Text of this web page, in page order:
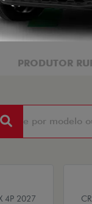
PRODUTOR
4P 2027